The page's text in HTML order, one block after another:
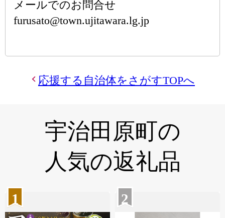
メールでのお問合せ
furusato@town.ujitawara.lg.jp
応援する自治体をさがすTOPへ
宇治田原町の
人気の返礼品
1 2